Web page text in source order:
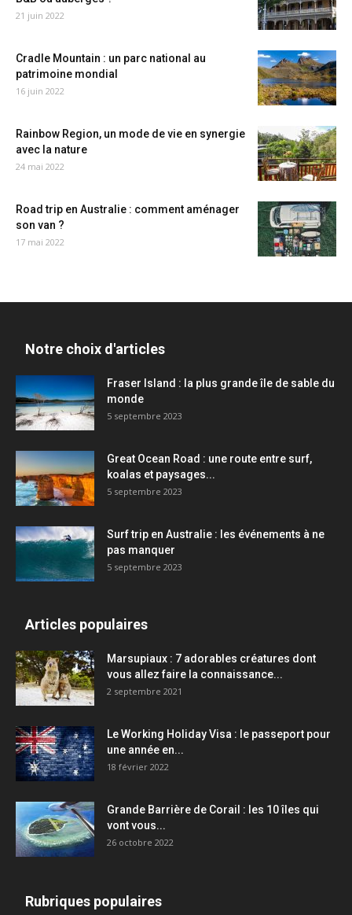
21 juin 2022
Cradle Mountain : un parc national au
patrimoine mondial
16 juin 2022
Rainbow Region, un mode de vie en synergie
avec la nature
24 mai 2022
Road trip en Australie : comment aménager
son van ?
17 mai 2022
Notre choix d'articles
Fraser Island : la plus grande île de sable du
monde
5 septembre 2023
Great Ocean Road : une route entre surf,
koalas et paysages...
5 septembre 2023
Surf trip en Australie : les événements à ne
pas manquer
5 septembre 2023
Articles populaires
Marsupiaux : 7 adorables créatures dont
vous allez faire la connaissance...
2 septembre 2021
Le Working Holiday Visa : le passeport pour
une année en...
18 février 2022
Grande Barrière de Corail : les 10 îles qui
vont vous...
26 octobre 2022
Rubriques populaires